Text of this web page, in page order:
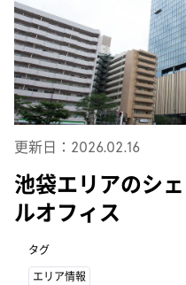
更新日：2026.02.16
池袋エリアのシ
ルオフィス
タグ
エリア情報